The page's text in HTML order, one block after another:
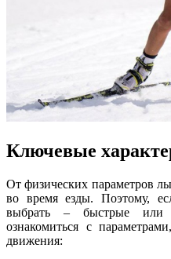
Ключевые
От физических параметров
во время езды. Поэтому,
выбрать – быстрые
ознакомиться с
движения: